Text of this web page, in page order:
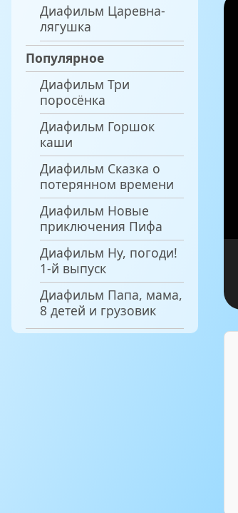
Диафильм Царевна-
лягушка
Популярное
Диафильм Три
поросёнка
Диафильм Горшок
каши
Диафильм Сказка о
потерянном времени
Диафильм Новые
приключения Пифа
Диафильм Ну, погоди!
1-й выпуск
Диафильм Папа, мама,
8 детей и грузовик